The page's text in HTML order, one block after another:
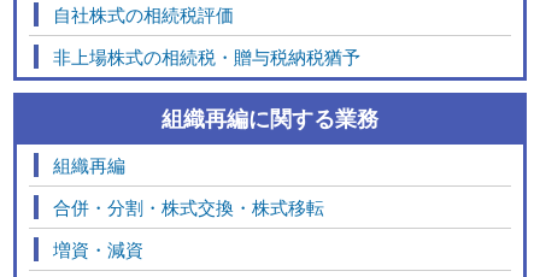
自社株式の相続税評価
非上場株式の相続税・贈与税納税猶予
組織再編に関する業務
組織再編
合併・分割・株式交換・株式移転
増資・減資